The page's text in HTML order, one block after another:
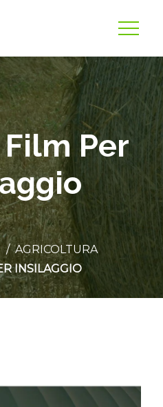
Per
AGRICOLTURA
INSILAGGIO